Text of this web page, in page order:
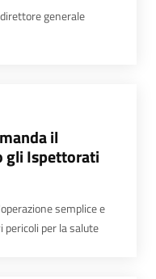
generale
il
gli Ispettorati
semplice e
per la salute